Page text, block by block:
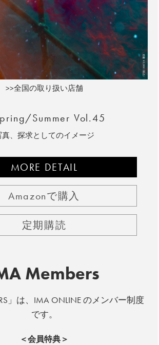
>>全国の取り扱い店舗
Summer Vol.45
、探求としてのイメージ
MORE DETAIL
Amazonで購入
定期購読
Members
」は、IMA ONLINE のメンバー制度
です。
＜会員特典＞